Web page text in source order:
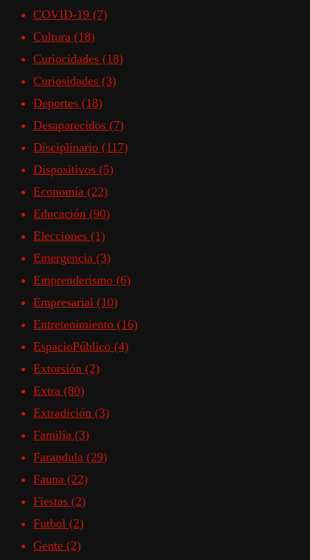
COVID-19 (7)
Cultura (18)
Curiocidades (18)
Curiosidades (3)
Deportes (18)
Desaparecidos (7)
Disciplinario (117)
Dispositivos (5)
Economía (22)
Educación (90)
Elecciones (1)
Emergencia (3)
Emprenderismo (6)
Empresarial (10)
Entretenimiento (16)
EspacioPúblico (4)
Extorsión (2)
Extra (80)
Extradición (3)
Familia (3)
Farandula (29)
Fauna (22)
Fiestas (2)
Futbol (2)
Gente (2)